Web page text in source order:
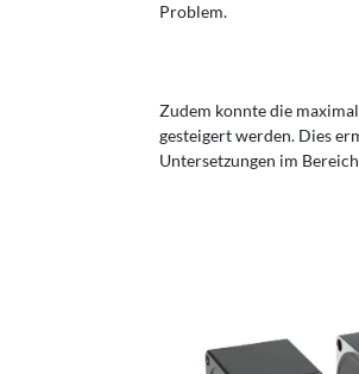
Problem.
Zudem konnte die
gesteigert werden. Dies
Untersetzungen im